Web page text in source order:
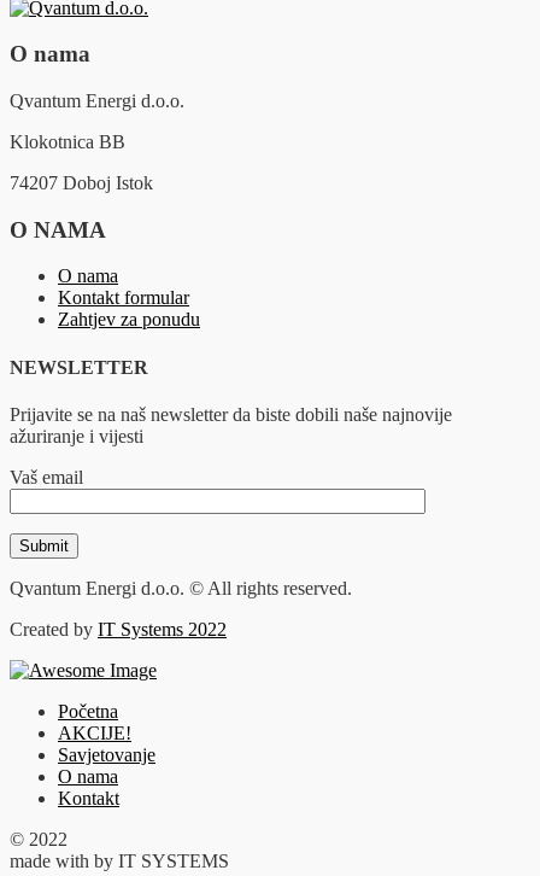
O nama
Qvantum Energi d.o.o.
Klokotnica BB
74207 Doboj Istok
O NAMA
O nama
Kontakt formular
Zahtjev za ponudu
NEWSLETTER
Prijavite se na naš newsletter da biste dobili naše najnovije
ažuriranje i vijesti
Vaš email
Qvantum Energi d.o.o. © All rights reserved.
Created by IT Systems 2022
Početna
AKCIJE!
Savjetovanje
O nama
Kontakt
© 2022
made with by IT SYSTEMS